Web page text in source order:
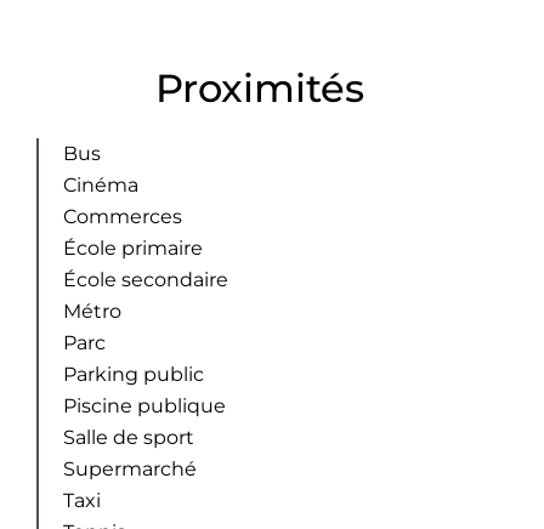
Proximités
Bus
Cinéma
Commerces
École primaire
École secondaire
Métro
Parc
Parking public
Piscine publique
Salle de sport
Supermarché
Taxi